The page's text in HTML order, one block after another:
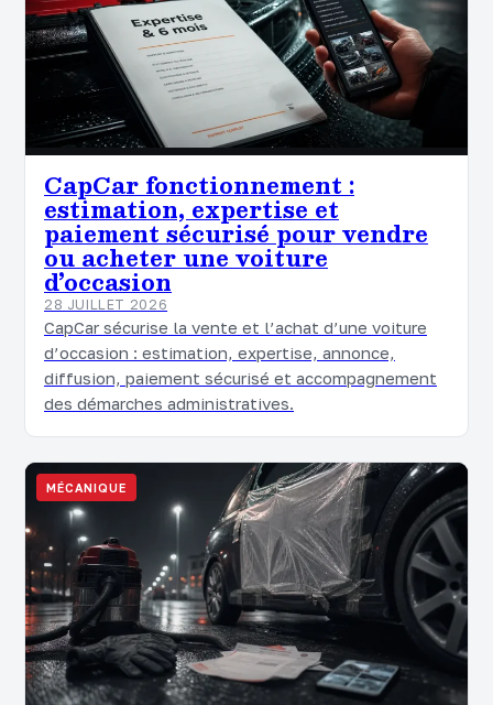
CapCar fonctionnement :
estimation, expertise et
paiement sécurisé pour vendre
ou acheter une voiture
d’occasion
28 JUILLET 2026
CapCar sécurise la vente et l’achat d’une voiture
d’occasion : estimation, expertise, annonce,
diffusion, paiement sécurisé et accompagnement
des démarches administratives.
MÉCANIQUE